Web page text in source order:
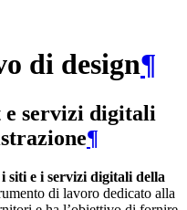
di design¶
servizi digitali
¶
siti e i servizi digitali della
di lavoro dedicato alla